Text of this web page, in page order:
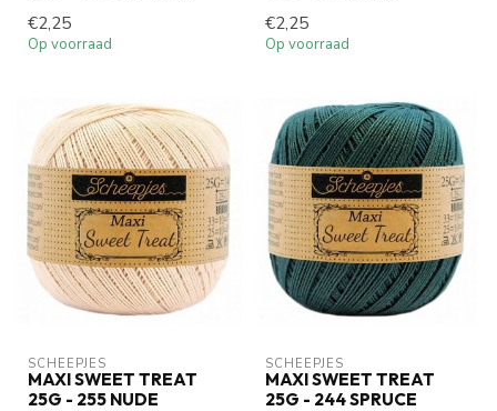
€2,25
Op voorraad
€2,25
Op voorraad
SCHEEPJES
MAXI SWEET TREAT
25G - 255 NUDE
SCHEEPJES
MAXI SWEET TREAT
25G - 244 SPRUCE